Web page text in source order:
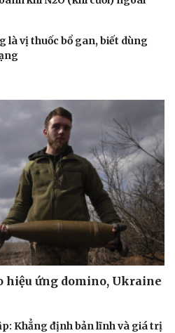
là vị thuốc bổ gan, biết dùng
hiệu ứng domino, Ukraine
Khẳng định bản lĩnh và giá trị